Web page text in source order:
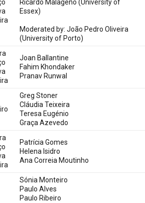
Ricardo Malageño (University of
Essex)
Moderated by: João Pedro Oliveira
(University of Porto)
Joan Ballantine
Fahim Khondaker
Pranav Runwal
Greg Stoner
Cláudia Teixeira
Teresa Eugénio
Graça Azevedo
Patrícia Gomes
Helena Isidro
Ana Correia Moutinho
Sónia Monteiro
Paulo Alves
Paulo Ribeiro